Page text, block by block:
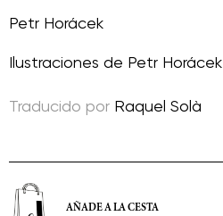
Petr Horácek
Ilustraciones de Petr Horácek
Traducido por Raquel Solà
AÑADE A LA CESTA